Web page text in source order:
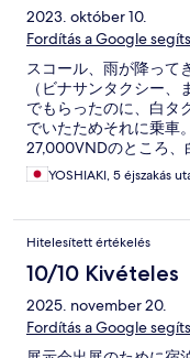
2023. október 10.
Fordítás a Google
スコール、雨が降って
（ビナサンタクシー
でもらったのに、白タ
でいたためそれに乗車
27,000VNDのところ、
スタッフのいい加減な
YOSHIAKI, 5 éjszakás
Hitelesített értékelés
10/10 Kivételes
2025. november 20.
Fordítás a Google